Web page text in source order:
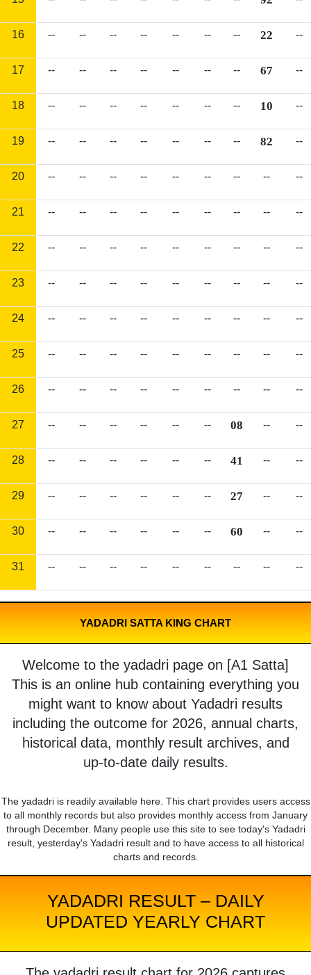
16 -- -- -- -- -- -- -- 22 --
17 -- -- -- -- -- -- -- 67 --
18 -- -- -- -- -- -- -- 10 --
19 -- -- -- -- -- -- -- 82 --
20 -- -- -- -- -- -- -- -- --
21 -- -- -- -- -- -- -- -- --
22 -- -- -- -- -- -- -- -- --
23 -- -- -- -- -- -- -- -- --
24 -- -- -- -- -- -- -- -- --
25 -- -- -- -- -- -- -- -- --
26 -- -- -- -- -- -- -- -- --
27 -- -- -- -- -- -- 08 -- --
28 -- -- -- -- -- -- 41 -- --
29 -- -- -- -- -- -- 27 -- --
30 -- -- -- -- -- -- 60 -- --
31 -- -- -- -- -- -- -- -- --
YADADRI SATTA KING CHART
Welcome to the yadadri page on [A1 Satta]
This is an online hub containing everything you
might want to know about Yadadri results
including the outcome for 2026, annual charts,
historical data, monthly result archives, and
up-to-date daily results.
The yadadri is readily available here. This chart provides users access
to all monthly records but also provides monthly access from January
through December. Many people use this site to see today's Yadadri
result, yesterday's Yadadri result and to have access to all historical
charts and records.
YADADRI RESULT – DAILY
UPDATED YEARLY CHART